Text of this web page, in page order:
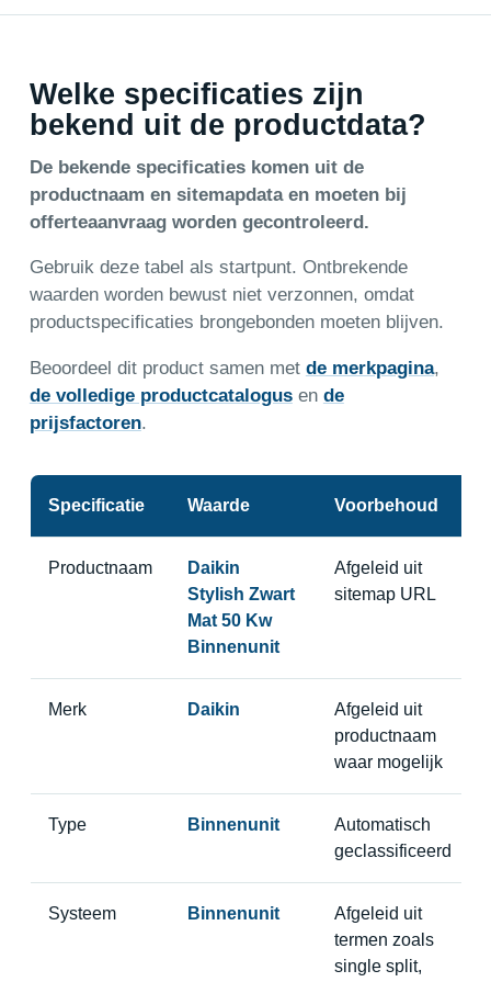
Welke specificaties zijn
bekend uit de productdata?
De bekende specificaties komen uit de
productnaam en sitemapdata en moeten bij
offerteaanvraag worden gecontroleerd.
Gebruik deze tabel als startpunt. Ontbrekende
waarden worden bewust niet verzonnen, omdat
productspecificaties brongebonden moeten blijven.
Beoordeel dit product samen met de merkpagina,
de volledige productcatalogusen de
prijsfactoren.
Specificatie Waarde Voorbehoud
Productnaam
Daikin
Stylish Zwart
Mat 50 Kw
Binnenunit
Afgeleid uit
sitemap URL
Merk Daikin
Afgeleid uit
productnaam
waar mogelijk
Type Binnenunit
Automatisch
geclassificeerd
Systeem Binnenunit
Afgeleid uit
termen zoals
single split,